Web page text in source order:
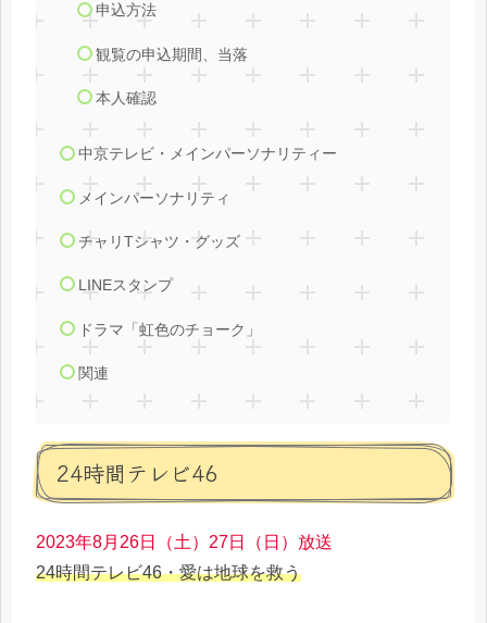
申込方法
観覧の申込期間、当落
本人確認
中京テレビ・メインパーソナリティー
メインパーソナリティ
チャリTシャツ・グッズ
LINEスタンプ
ドラマ「虹色のチョーク」
関連
24時間テレビ46
2023年8月26日（土）27日（日）放送
24時間テレビ46・愛は地球を救う